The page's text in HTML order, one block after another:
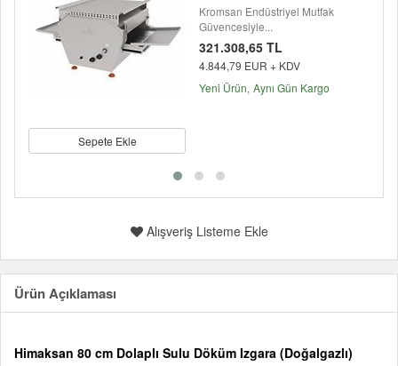
Sepete Ekle
Kromsan Endüstriyel Mutfak
Güvencesiyle...
321.308,65 TL
4.844,79 EUR + KDV
Yeni Ürün Aynı Gün Kargo
Alışveriş Listeme Ekle
Ürün Açıklaması
Himaksan 80 cm Dolaplı Sulu Döküm Izgara (Doğalgazlı)